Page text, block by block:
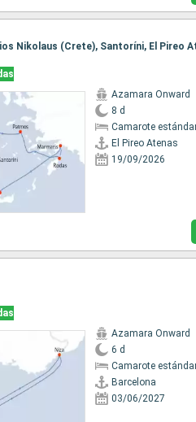
Nikolaus (Crete), Santoríni, El Pireo
Azamara Onward
8 d
Camarote
El Pireo Atenas
19/09/2026
Azamara Onward
6 d
Camarote
Barcelona
03/06/2027